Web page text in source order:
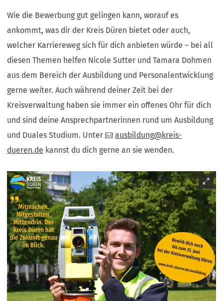
Wie die Bewerbung gut gelingen kann, worauf es
ankommt, was dir der Kreis Düren bietet oder auch,
welcher Karriereweg sich für dich anbieten würde – bei all
diesen Themen helfen Nicole Sutter und Tamara Dohmen
aus dem Bereich der Ausbildung und Personalentwicklung
gerne weiter. Auch während deiner Zeit bei der
Kreisverwaltung haben sie immer ein offenes Ohr für dich
und sind deine Ansprechpartnerinnen rund um Ausbildung
und Duales Studium. Unter
ausbildung
kreis-
dueren de kannst du dich gerne an sie wenden.